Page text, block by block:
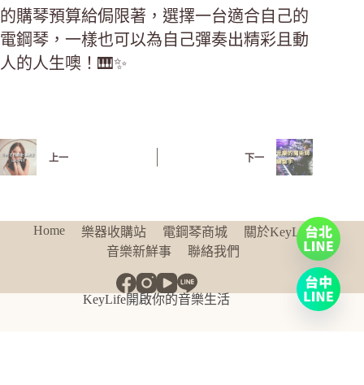
的購琴預算給侷限著，選擇一台適合自己的
電鋼琴，一樣也可以為自己彈奏出精彩且動
人的人生噢！🎹✨
上一 下一
Home 樂器收購站 電鋼琴商城
關於KeyLife
音樂新鮮事
聯絡我們
KeyLife開啟你的音樂生活